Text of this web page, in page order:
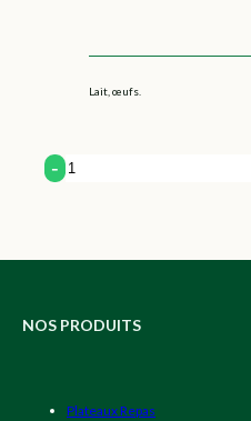
Lait, œufs.
Quantity
NOS PRODUITS
Plateaux Repas